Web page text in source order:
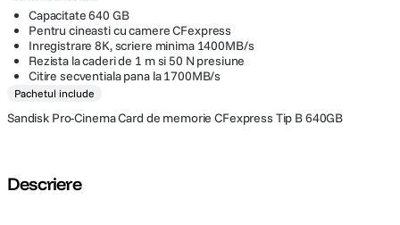
Capacitate 640 GB
Pentru cineasti cu camere CFexpress
Inregistrare 8K, scriere minima 1400MB/s
Rezista la caderi de 1 m si 50 N presiune
Citire secventiala pana la 1700MB/s
Pachetul include
Sandisk Pro-Cinema Card de memorie CFexpress Tip B 640GB
Descriere